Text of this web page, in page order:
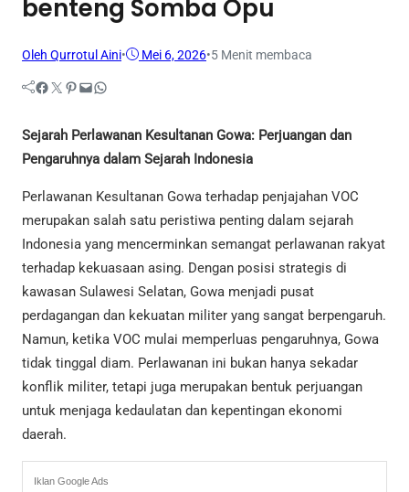
benteng Somba Opu
Oleh Qurrotul Aini• Mei 6, 2026•5 Menit membaca
Facebook Twitter Pinterest Mail WhatsApp
Sejarah Perlawanan Kesultanan Gowa: Perjuangan dan
Pengaruhnya dalam Sejarah Indonesia
Perlawanan Kesultanan Gowa terhadap penjajahan VOC
merupakan salah satu peristiwa penting dalam sejarah
Indonesia yang mencerminkan semangat perlawanan rakyat
terhadap kekuasaan asing. Dengan posisi strategis di
kawasan Sulawesi Selatan, Gowa menjadi pusat
perdagangan dan kekuatan militer yang sangat berpengaruh.
Namun, ketika VOC mulai memperluas pengaruhnya, Gowa
tidak tinggal diam. Perlawanan ini bukan hanya sekadar
konflik militer, tetapi juga merupakan bentuk perjuangan
untuk menjaga kedaulatan dan kepentingan ekonomi
daerah.
Iklan Google Ads